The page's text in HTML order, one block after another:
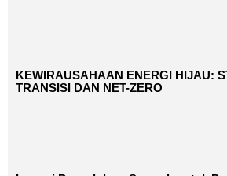
KEWIRAUSAHAAN ENERGI HIJAU:
TRANSISI DAN NET-ZERO